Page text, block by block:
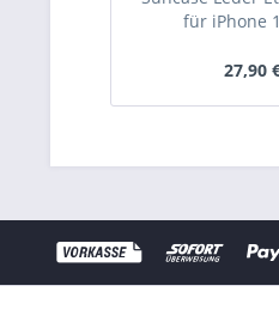
für iPhone
27,90